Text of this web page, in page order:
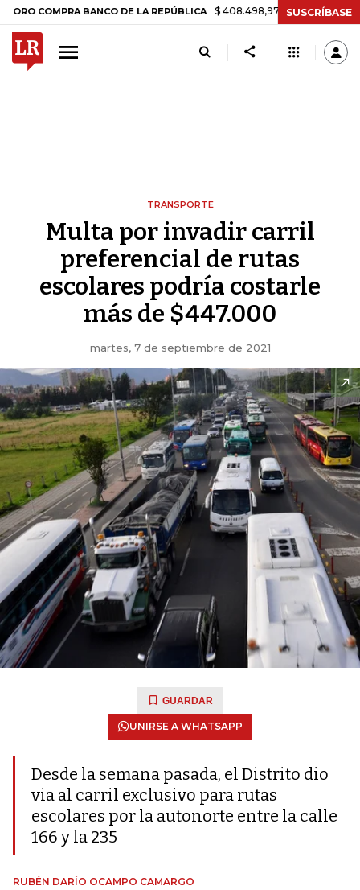
BANCO DE LA REPÚBLICA $ 408.498,97 +$ 8.753,81 +2,19%
SUSCRÍBASE
TRANSPORTE
Multa por invadir carril
preferencial de rutas
escolares podría costarle
más de $447.000
martes, 7 de septiembre de 2021
GUARDAR
UNIRSE A WHATSAPP
Desde la semana pasada, el Distrito dio
via al carril exclusivo para rutas
escolares por la autonorte entre la calle
166 y la 235
RUBÉN DARÍO OCAMPO CAMARGO